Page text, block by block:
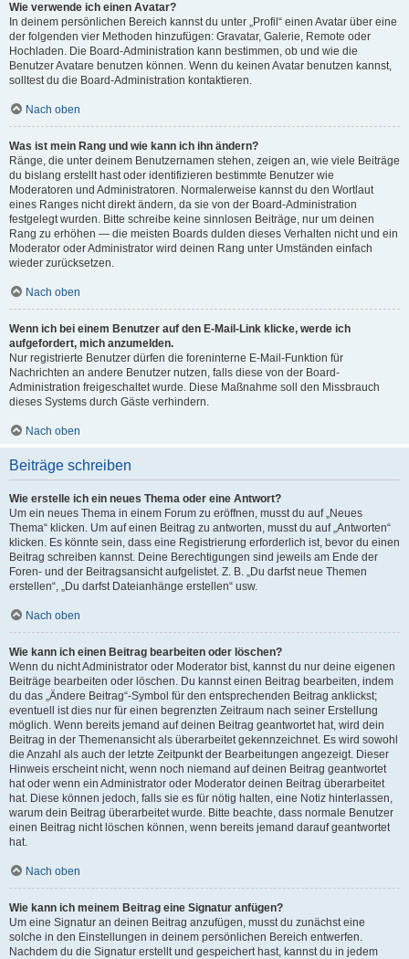
Wie verwende ich einen Avatar?
In deinem persönlichen Bereich kannst du unter „Profil“ einen Avatar über eine
der folgenden vier Methoden hinzufügen: Gravatar, Galerie, Remote oder
Hochladen. Die Board-Administration kann bestimmen, ob und wie die
Benutzer Avatare benutzen können. Wenn du keinen Avatar benutzen kannst,
solltest du die Board-Administration kontaktieren.
Nach oben
Was ist mein Rang und wie kann ich ihn ändern?
Ränge, die unter deinem Benutzernamen stehen, zeigen an, wie viele Beiträge
du bislang erstellt hast oder identifizieren bestimmte Benutzer wie
Moderatoren und Administratoren. Normalerweise kannst du den Wortlaut
eines Ranges nicht direkt ändern, da sie von der Board-Administration
festgelegt wurden. Bitte schreibe keine sinnlosen Beiträge, nur um deinen
Rang zu erhöhen — die meisten Boards dulden dieses Verhalten nicht und ein
Moderator oder Administrator wird deinen Rang unter Umständen einfach
wieder zurücksetzen.
Nach oben
Wenn ich bei einem Benutzer auf den E-Mail-Link klicke, werde ich
aufgefordert, mich anzumelden.
Nur registrierte Benutzer dürfen die foreninterne E-Mail-Funktion für
Nachrichten an andere Benutzer nutzen, falls diese von der Board-
Administration freigeschaltet wurde. Diese Maßnahme soll den Missbrauch
dieses Systems durch Gäste verhindern.
Nach oben
Beiträge schreiben
Wie erstelle ich ein neues Thema oder eine Antwort?
Um ein neues Thema in einem Forum zu eröffnen, musst du auf „Neues
Thema“ klicken. Um auf einen Beitrag zu antworten, musst du auf „Antworten“
klicken. Es könnte sein, dass eine Registrierung erforderlich ist, bevor du einen
Beitrag schreiben kannst. Deine Berechtigungen sind jeweils am Ende der
Foren- und der Beitragsansicht aufgelistet. Z. B. „Du darfst neue Themen
erstellen“, „Du darfst Dateianhänge erstellen“ usw.
Nach oben
Wie kann ich einen Beitrag bearbeiten oder löschen?
Wenn du nicht Administrator oder Moderator bist, kannst du nur deine eigenen
Beiträge bearbeiten oder löschen. Du kannst einen Beitrag bearbeiten, indem
du das „Ändere Beitrag“-Symbol für den entsprechenden Beitrag anklickst;
eventuell ist dies nur für einen begrenzten Zeitraum nach seiner Erstellung
möglich. Wenn bereits jemand auf deinen Beitrag geantwortet hat, wird dein
Beitrag in der Themenansicht als überarbeitet gekennzeichnet. Es wird sowohl
die Anzahl als auch der letzte Zeitpunkt der Bearbeitungen angezeigt. Dieser
Hinweis erscheint nicht, wenn noch niemand auf deinen Beitrag geantwortet
hat oder wenn ein Administrator oder Moderator deinen Beitrag überarbeitet
hat. Diese können jedoch, falls sie es für nötig halten, eine Notiz hinterlassen,
warum dein Beitrag überarbeitet wurde. Bitte beachte, dass normale Benutzer
einen Beitrag nicht löschen können, wenn bereits jemand darauf geantwortet
hat.
Nach oben
Wie kann ich meinem Beitrag eine Signatur anfügen?
Um eine Signatur an deinen Beitrag anzufügen, musst du zunächst eine
solche in den Einstellungen in deinem persönlichen Bereich entwerfen.
Nachdem du die Signatur erstellt und gespeichert hast, kannst du in jedem